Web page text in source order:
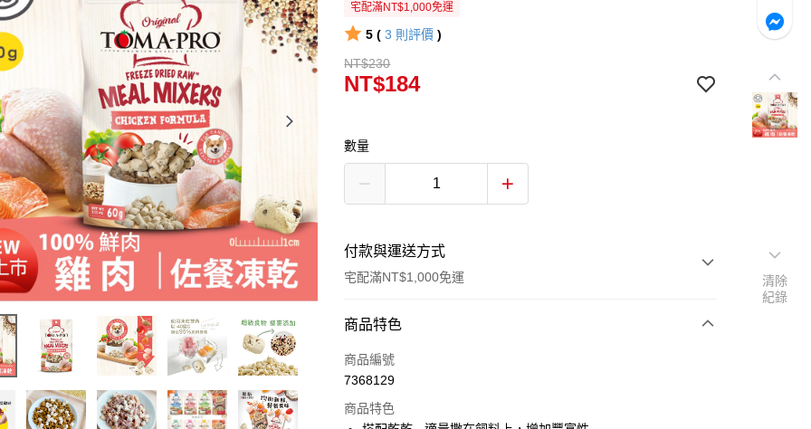
宅配滿NT$1,000免運
5 ( 3 則評價 )
NT$230
NT$184
數量
付款與運送方式
宅配滿NT$1,000免運
付款方式
信用卡一次付款
3 期 0 利率 每期NT$61
商品特色
商品編號
7368129
商品特色
清除
紀錄